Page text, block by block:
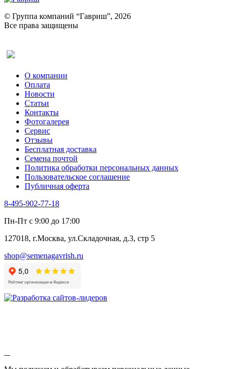
Ревень
Рукола
Рута
Тмин
Трава для чая
Туласи
Укроп
Фенхель пряный
Хризантема овощная
Цикорий пряный
Цикорий салатный (Витлуф)
Черемша
Шпинат
Щавель
Эндивий
Эстрагон
Алтей
Бессмертник
Валериана
Валерианелла
Гибискус лекарственный
Девясил
Душица
Змееголовник
© Группа компаний “Гавриш”, 2026
Все права защищены
О компании
Оплата
Новости
Статьи
Контакты
Фотогалерея​
Сервис
Отзывы
Бесплатная доставка
Семена почтой
Политика обработки персональных данных
Пользовательское соглашение
Публичная оферта
8-495-902-77-18
Пн-Пт с 9:00 до 17:00
127018, г.Москва, ул.Складочная, д.3, стр 5
shop@semenagavrish.ru